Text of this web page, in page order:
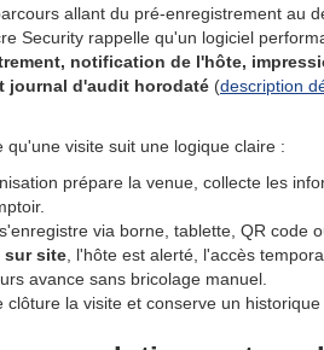
allant du pré-enregistrement au
Security rappelle qu'un logiciel
notification de l'hôte,
journal d'audit horodaté (description
visite suit une logique claire :
prépare la venue, collecte les
via borne, tablette, QR code
sur site, l'hôte est alerté, l'accès
avance sans bricolage manuel.
clôture la visite et conserve un